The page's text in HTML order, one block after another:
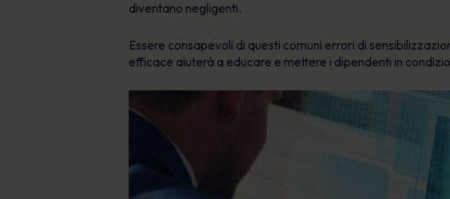
diventano negligenti.
Essere consapevoli di questi comuni errori di
efficace aiuterà a educare e mettere i dipendenti in